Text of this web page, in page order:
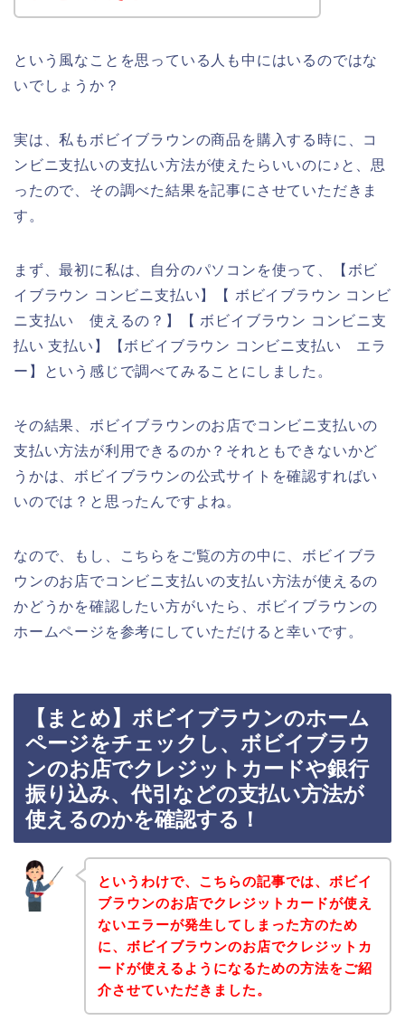
という風なことを思っている人も中にはいるのではな
いでしょうか？
実は、私もボビイブラウンの商品を購入する時に、コ
ンビニ支払いの支払い方法が使えたらいいのに♪と、思
ったので、その調べた結果を記事にさせていただきま
す。
まず、最初に私は、自分のパソコンを使って、【ボビ
イブラウン コンビニ支払い】【 ボビイブラウン コンビ
ニ支払い 使えるの？】【 ボビイブラウン コンビニ支
払い 支払い】【ボビイブラウン コンビニ支払い エラ
ー】という感じで調べてみることにしました。
その結果、ボビイブラウンのお店でコンビニ支払いの
支払い方法が利用できるのか？それともできないかど
うかは、ボビイブラウンの公式サイトを確認すればい
いのでは？と思ったんですよね。
なので、もし、こちらをご覧の方の中に、ボビイブラ
ウンのお店でコンビニ支払いの支払い方法が使えるの
かどうかを確認したい方がいたら、ボビイブラウンの
ホームページを参考にしていただけると幸いです。
【まとめ】ボビイブラウンのホーム
ページをチェックし、ボビイブラウ
ンのお店でクレジットカードや銀行
振り込み、代引などの支払い方法が
使えるのかを確認する！
というわけで、こちらの記事では、ボビイ
ブラウンのお店でクレジットカードが使え
ないエラーが発生してしまった方のため
に、ボビイブラウンのお店でクレジットカ
ードが使えるようになるための方法をご紹
介させていただきました。